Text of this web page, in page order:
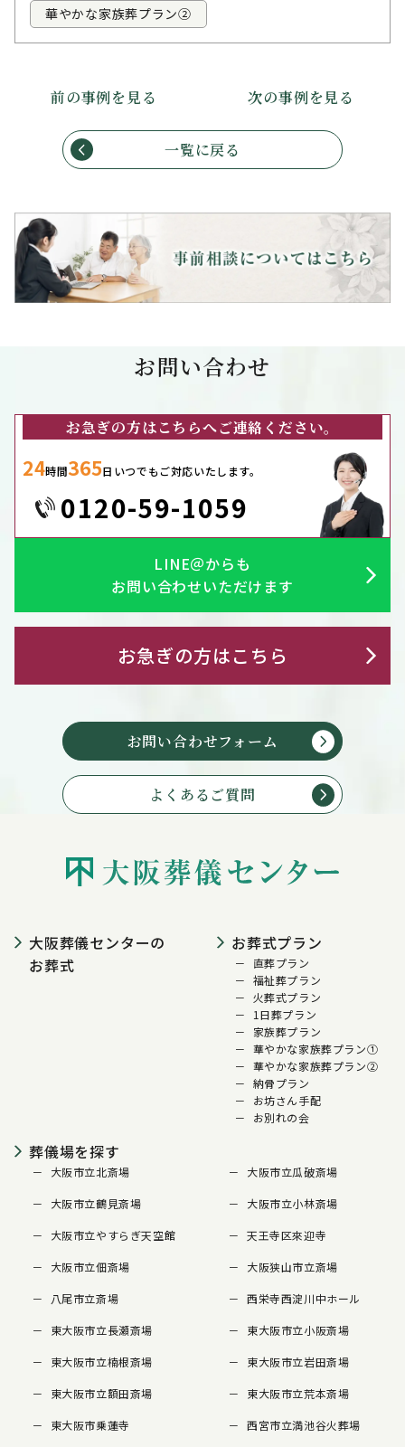
華やかな家族葬プラン②
前の事例を見る
一覧に戻る
次の事例を見る
お問い合わせ
お急ぎの方はこちらへご連絡ください。
24時間365日いつでもご対応いたします。
0120-59-1059
LINE＠からも
お問い合わせいただけます
お急ぎの方はこちら
お問い合わせフォーム
よくあるご質問
大阪葬儀センターの
お葬式
お葬式プラン
直葬プラン
福祉葬プラン
火葬式プラン
1日葬プラン
家族葬プラン
華やかな家族葬プラン①
華やかな家族葬プラン②
納骨プラン
お坊さん手配
お別れの会
葬儀場を探す
大阪市立北斎場 大阪市立瓜破斎場
大阪市立鶴見斎場 大阪市立小林斎場
大阪市立やすらぎ天空館 天王寺区來迎寺
大阪市立佃斎場 大阪狭山市立斎場
八尾市立斎場 西栄寺西淀川中ホール
東大阪市立長瀬斎場 東大阪市立小阪斎場
東大阪市立楠根斎場 東大阪市立岩田斎場
東大阪市立額田斎場 東大阪市立荒本斎場
東大阪市乗蓮寺 西宮市立満池谷火葬場